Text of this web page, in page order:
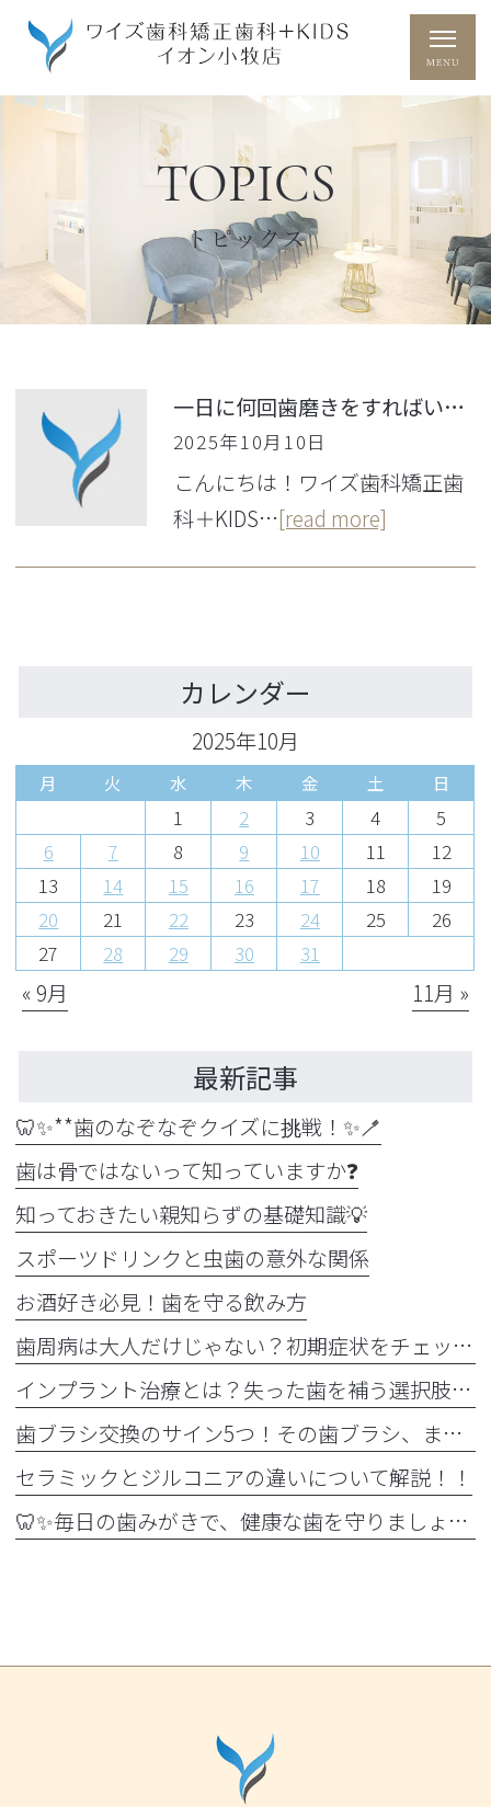
TOPICS
トピックス
一日に何回歯磨きをすればいいの？
2025年10月10日
こんにちは！ワイズ歯科矯正歯
科＋KIDS…[read more]
カレンダー
2025年10月
月 火 水 木 金 土 日
1 2 3 4
5
6
7 8 9 10 11
12
13
14 15 16 17 18
19
20
21 22 23 24 25
26
27
28 29 30 31
« 9月 11月 »
最新記事
🦷✨**歯のなぞなぞクイズに挑戦！✨🪥
歯は骨ではないって知っていますか❓
知っておきたい親知らずの基礎知識💡
スポーツドリンクと虫歯の意外な関係
お酒好き必見！歯を守る飲み方
歯周病は大人だけじゃない？初期症状をチェック
インプラント治療とは？失った歯を補う選択肢を正しく知りましょう！！
歯ブラシ交換のサイン5つ！その歯ブラシ、まだ使っていませんか？🪥
セラミックとジルコニアの違いについて解説！！
🦷✨毎日の歯みがきで、健康な歯を守りましょう✨🪥